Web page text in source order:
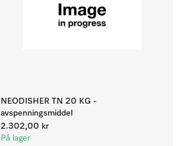
NEODISHER TN 20 KG -
avspenningsmiddel
2.302,00 kr
På lager